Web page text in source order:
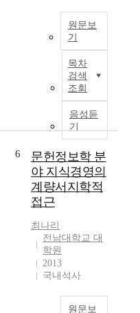
은
원문보
기
목차
검색
조회
음성듣
기
6
문헌정보학 분
야 지식경영의
계량서지학적
접근
최나리
전남대학교 대
학원
2013
국내석사
원문보